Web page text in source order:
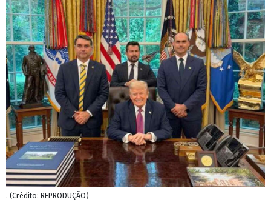
. (Crédito: REPRODUÇÃO)